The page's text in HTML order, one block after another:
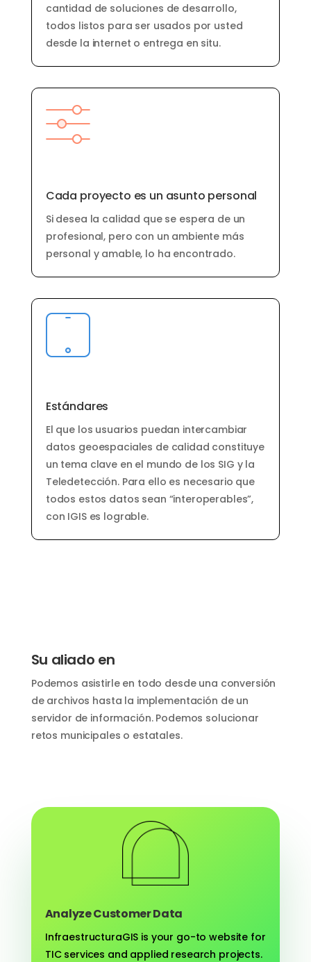
cantidad de soluciones de desarrollo,
todos listos para ser usados por usted
desde la internet o entrega en situ.
Cada proyecto es un asunto personal
Si desea la calidad que se espera de un
profesional, pero con un ambiente más
personal y amable, lo ha encontrado.
Estándares
El que los usuarios puedan intercambiar
datos geoespaciales de calidad constituye
un tema clave en el mundo de los SIG y la
Teledetección. Para ello es necesario que
todos estos datos sean “interoperables”,
con IGIS es lograble.
Su aliado en
Podemos asistirle en todo desde una conversión
de archivos hasta la implementación de un
servidor de información. Podemos solucionar
retos municipales o estatales.
Analyze Customer Data
InfraestructuraGIS is your go-to website for
TIC services and applied research projects.